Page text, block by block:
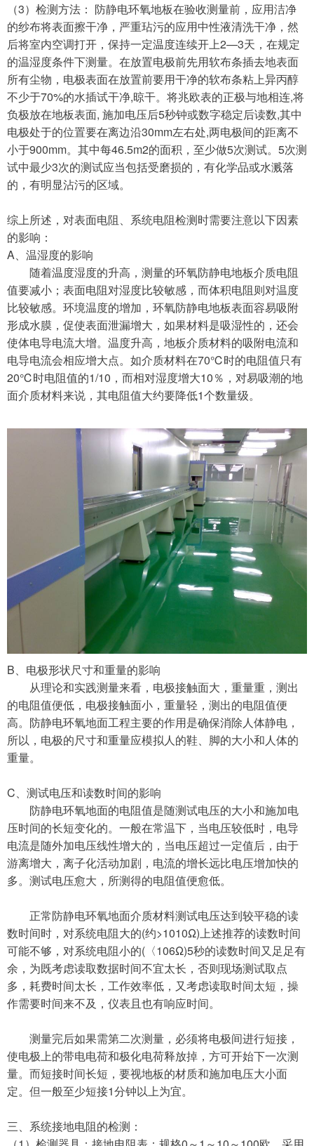
（3）检测方法： 防静电环氧地板在验收测量前，应用洁净
的纱布将表面擦干净，严重玷污的应用中性液清洗干净，然
后将室内空调打开，保持一定温度连续开上2—3天，在规定
的温湿度条件下测量。在放置电极前先用软布条插去地表面
所有尘物，电极表面在放置前要用干净的软布条粘上异丙醇
不少于70%的水插试干净,晾干。将兆欧表的正极与地相连,将
负极放在地板表面, 施加电压后5秒钟或数字稳定后读数,其中
电极处于的位置要在离边沿30mm左右处,两电极间的距离不
小于900mm。其中每46.5m2的面积，至少做5次测试。5次测
试中最少3次的测试应当包括受磨损的，有化学品或水溅落
的，有明显沾污的区域。
综上所述，对表面电阻、系统电阻检测时需要注意以下因素
的影响：
A、 温湿度的影响
随着温度湿度的升高，测量的环氧防静电地板介质电阻
值要减小；表面电阻对湿度比较敏感，而体积电阻则对温度
比较敏感。环境温度的增加，环氧防静电地板表面容易吸附
形成水膜，促使表面泄漏增大，如果材料是吸湿性的，还会
使体电导电流大增。温度升高，地板介质材料的吸附电流和
电导电流会相应增大点。如介质材料在70℃时的电阻值只有
20℃时电阻值的1/10，而相对湿度增大10％，对易吸潮的地
面介质材料来说，其电阻值大约要降低1个数量级。
B、电极形状尺寸和重量的影响
从理论和实践测量来看，电极接触面大，重量重，测出
的电阻值便低，电极接触面小，重量轻，测出的电阻值便
高。防静电环氧地面工程主要的作用是确保消除人体静电，
所以，电极的尺寸和重量应模拟人的鞋、脚的大小和人体的
重量。
C、测试电压和读数时间的影响
防静电环氧地面的电阻值是随测试电压的大小和施加电
压时间的长短变化的。一般在常温下，当电压较低时，电导
电流是随外加电压线性增大的，当电压超过一定值后，由于
游离增大，离子化活动加剧，电流的增长远比电压增加快的
多。测试电压愈大，所测得的电阻值便愈低。
正常防静电环氧地面介质材料测试电压达到较平稳的读
数时间时，对系统电阻大的(约>1010Ω)上述推荐的读数时间
可能不够，对系统电阻小的(〈106Ω)5秒的读数时间又足足有
余，为既考虑读取数据时间不宜太长，否则现场测试取点
多，耗费时间太长，工作效率低，又考虑读取时间太短，操
作需要时间来不及，仪表且也有响应时间。
测量完后如果需第二次测量，必须将电极间进行短接，
使电极上的带电电荷和极化电荷释放掉，方可开始下一次测
量。而短接时间长短，要视地板的材质和施加电压大小面
定。但一般至少短接1分钟以上为宜。
三、系统接地电阻的检测：